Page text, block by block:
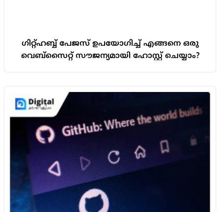
ഗിറ്റ്ഹബ്ബ് പേജസ് ഉപയോഗിച്ച് എങ്ങനെ ഒരു
വെബ്സൈറ്റ് സൗജന്യമായി ഹോസ്റ്റ് ചെയ്യാം?